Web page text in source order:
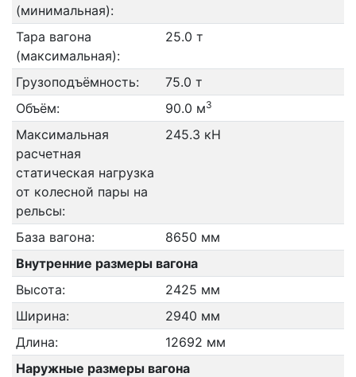
(минимальная):
Тара вагона
(максимальная):
25.0 т
Грузоподъёмность:
75.0 т
Объём:
90.0 м3
Максимальная
расчетная
статическая нагрузка
от колесной пары на
рельсы:
245.3 кН
База вагона:
8650 мм
Внутренние размеры вагона
Высота:
2425 мм
Ширина:
2940 мм
Длина:
12692 мм
Наружные размеры вагона